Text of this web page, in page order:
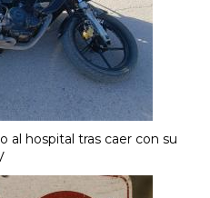
al hospital tras caer con su